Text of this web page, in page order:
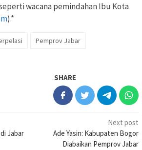
wacana pemindahan Ibu Kota
).*
Pemprov Jabar
SHARE
Jabar
Next post
Ade Yasin: Kabupaten Bogor
Diabaikan Pemprov Jabar